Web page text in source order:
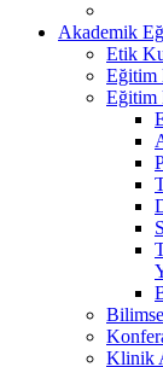
Akademik
Etik
Eğitim
Eğitim
Klinik